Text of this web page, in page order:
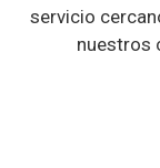
servicio
nuestros